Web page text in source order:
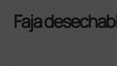
Faja